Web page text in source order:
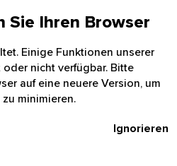
Sie Ihren Browser
Einige Funktionen unserer
nicht verfügbar. Bitte
auf eine neuere Version, um
minimieren.
Ignorieren